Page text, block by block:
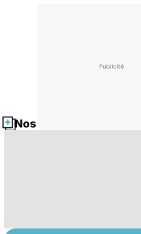
Nos fiches santé